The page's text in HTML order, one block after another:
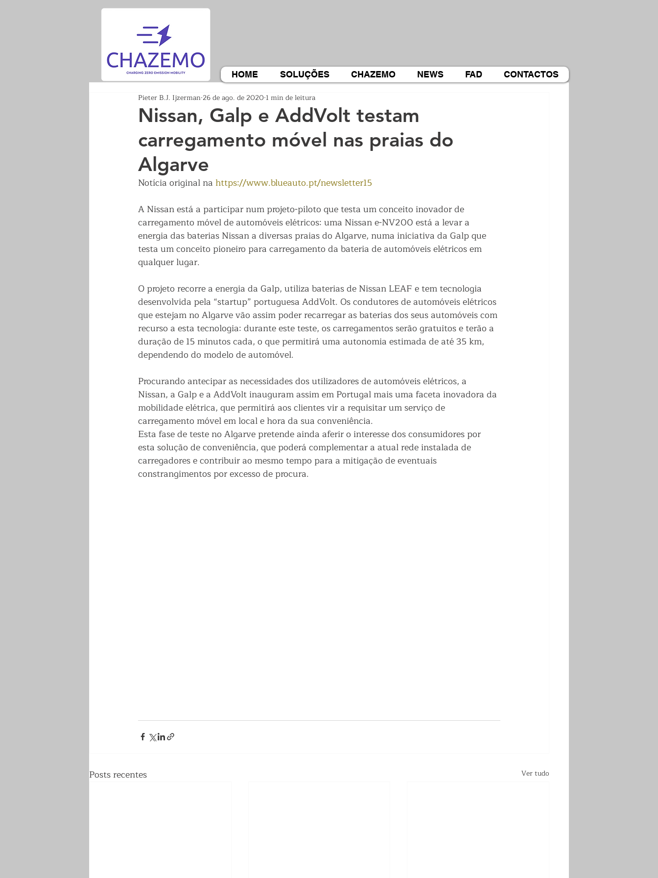
HOME SOLUÇÕES CHAZEMO NEWS FAD CONTACTOS
Nissan, Galp e AddVolt testam
carregamento móvel nas praias do
Algarve
Pieter B.J. Ijzerman 26 de ago. de 2020 1 min de leitura
Notícia original na https://www.blueauto.pt/newsletter15
A Nissan está a participar num projeto-piloto que testa um conceito inovador de
carregamento móvel de automóveis elétricos: uma Nissan e-NV200 está a levar a
energia das baterias Nissan a diversas praias do Algarve, numa iniciativa da Galp que
testa um conceito pioneiro para carregamento da bateria de automóveis elétricos em
qualquer lugar.
O projeto recorre a energia da Galp, utiliza baterias de Nissan LEAF e tem tecnologia
desenvolvida pela “startup” portuguesa AddVolt. Os condutores de automóveis elétricos
que estejam no Algarve vão assim poder recarregar as baterias dos seus automóveis com
recurso a esta tecnologia: durante este teste, os carregamentos serão gratuitos e terão a
duração de 15 minutos cada, o que permitirá uma autonomia estimada de até 35 km,
dependendo do modelo de automóvel.
Procurando antecipar as necessidades dos utilizadores de automóveis elétricos, a
Nissan, a Galp e a AddVolt inauguram assim em Portugal mais uma faceta inovadora da
mobilidade elétrica, que permitirá aos clientes vir a requisitar um serviço de
carregamento móvel em local e hora da sua conveniência.
Esta fase de teste no Algarve pretende ainda aferir o interesse dos consumidores por
esta solução de conveniência, que poderá complementar a atual rede instalada de
carregadores e contribuir ao mesmo tempo para a mitigação de eventuais
constrangimentos por excesso de procura.
Posts recentes Ver tudo